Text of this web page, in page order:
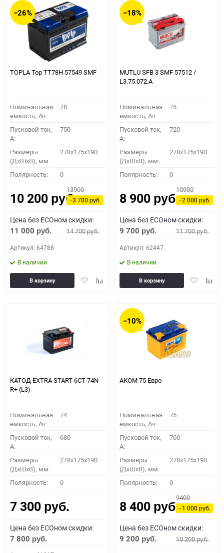
−26%
TOPLA Top TT78H 57549 SMF
Номинальная
емкость, Ач:
78
Пусковой ток,
A:
750
Размеры
(ДхШхВ), мм:
278x175x190
Полярность: 0
10 200 руб.
13900
−3 700руб.
Цена без ECOном скидки:
11 000 руб. 14 700руб.
Артикул: 64788
В наличии
ДобавитьДобавить
В корзину
−18%
MUTLU SFB 3 SMF 57512 /
L3.75.072.A
Номинальная
емкость, Ач:
75
Пусковой ток,
A:
720
Размеры
(ДхШхВ), мм:
278x175x190
Полярность: 0
8 900 руб.
10900
−2 000руб.
Цена без ECOном скидки:
9 700 руб. 11 700руб.
Артикул: 62447
В наличии
Добавить
В корзину
КАТОД EXTRA START 6СТ-74N
R+ (L3)
Номинальная
емкость, Ач:
74
Пусковой ток,
A:
680
Размеры
(ДхШхВ), мм:
278x175x190
Полярность: 0
7 300 руб.
Цена без ECOном скидки:
7 800 руб.
−10%
АКОМ 75 Евро
Номинальная
емкость, Ач:
75
Пусковой ток,
A:
700
Размеры
(ДхШхВ), мм:
278x175x190
Полярность: 0
8 400 руб.
9400
−1 000руб.
Цена без ECOном скидки:
9 200 руб. 10 200руб.